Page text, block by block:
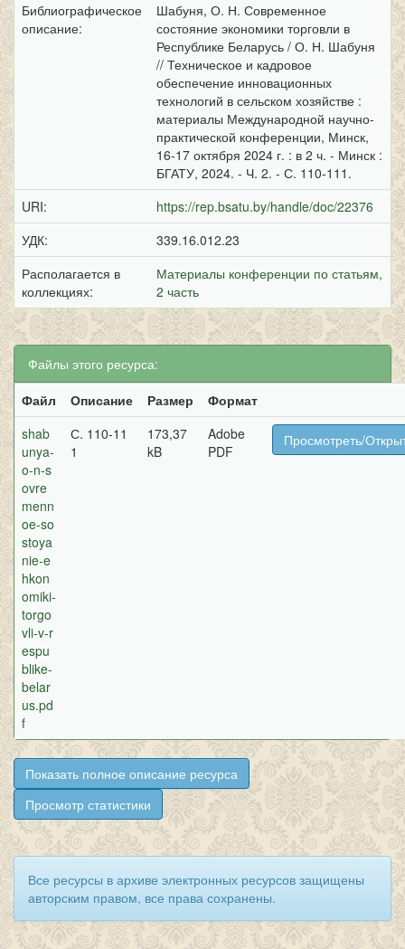
Библиографическое
описание:
Шабуня, О. Н. Современное
состояние экономики торговли в
Республике Беларусь / О. Н. Шабуня
// Техническое и кадровое
обеспечение инновационных
технологий в сельском хозяйстве :
материалы Международной научно-
практической конференции, Минск,
16-17 октября 2024 г. : в 2 ч. - Минск :
БГАТУ, 2024. - Ч. 2. - С. 110-111.
URI:
https://rep.bsatu.by/handle/doc/22376
УДК:
339.16.012.23
Располагается в
коллекциях:
Материалы конференции по статьям,
2 часть
Файлы этого ресурса:
Файл
Описание Размер
Формат
shab
unya-
o-n-s
ovre
menn
oe-so
stoya
nie-e
hkon
omiki-
torgo
vli-v-r
espu
blike-
belar
us.pd
f
С. 110-11
1
173,37
kB
Adobe
PDF
Просмотреть/
Показать полное описание ресурса
Просмотр статистики
Все ресурсы в архиве электронных ресурсов защищены
авторским правом, все права сохранены.